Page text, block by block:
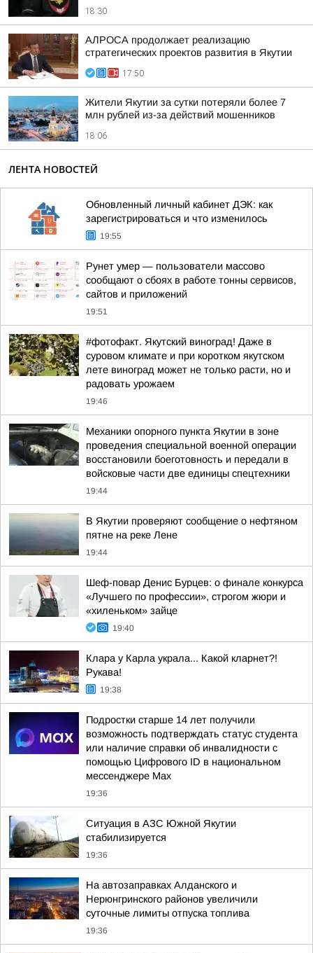
18:30
АЛРОСА продолжает реализацию
стратегических проектов развития в Якутии
17:50
Жители Якутии за сутки потеряли более 7
млн рублей из-за действий мошенников
18:06
ЛЕНТА НОВОСТЕЙ
Обновленный личный кабинет ДЭК: как
зарегистрироваться и что изменилось
19:55
Рунет умер — пользователи массово
сообщают о сбоях в работе тонны сервисов,
сайтов и приложений
19:51
#фотофакт. Якутский виноград! Даже в
суровом климате и при коротком якутском
лете виноград может не только расти, но и
радовать урожаем
19:46
Механики опорного пункта Якутии в зоне
проведения специальной военной операции
восстановили боеготовность и передали в
войсковые части две единицы спецтехники
19:44
В Якутии проверяют сообщение о нефтяном
пятне на реке Лене
19:44
Шеф-повар Денис Бурцев: о финале конкурса
«Лучшего по профессии», строгом жюри и
«хиленьком» зайце
19:40
Клара у Карла украла... Какой кларнет?!
Рукава!
19:38
Подростки старше 14 лет получили
возможность подтверждать статус студента
или наличие справки об инвалидности с
помощью Цифрового ID в национальном
мессенджере Мах
19:36
Ситуация в АЗС Южной Якутии
стабилизируется
19:36
На автозаправках Алданского и
Нерюнгринского районов увеличили
суточные лимиты отпуска топлива
19:36